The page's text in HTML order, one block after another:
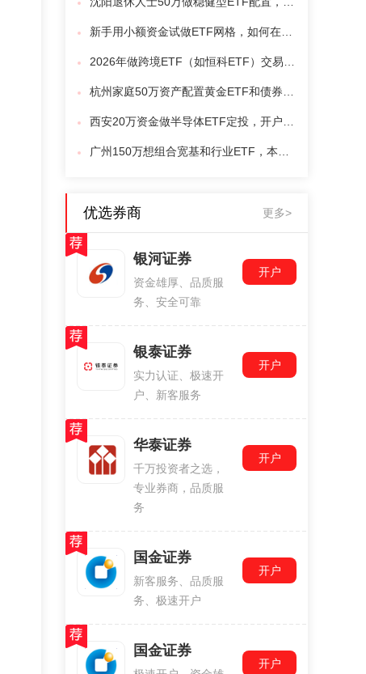
优选券商 更多>
银河证券
资金雄厚、品质服
务、安全可靠
开户
银泰证券
实力认证、极速开
户、新客服务
开户
华泰证券
千万投资者之选，
专业券商，品质服
务
开户
国金证券
新客服务、品质服
务、极速开户
开户
国金证券
开户